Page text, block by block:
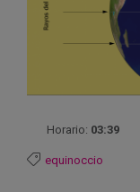
Horario: 03:39
equinoccio